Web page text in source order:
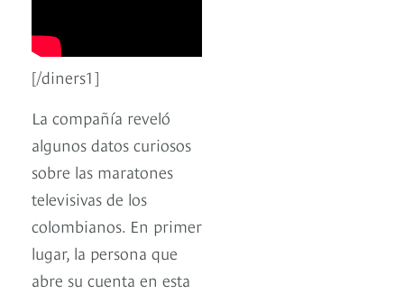
[/diners1]
La compañía reveló
algunos datos curiosos
sobre las maratones
televisivas de los
colombianos. En primer
lugar, la persona que
abre su cuenta en esta